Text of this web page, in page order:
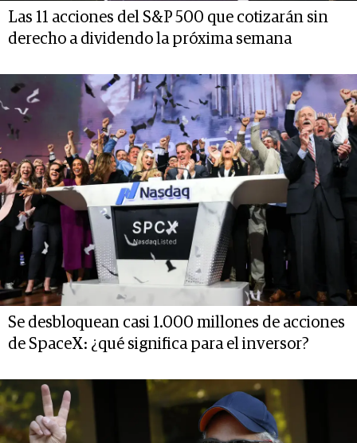
Las 11 acciones del S&P 500 que cotizarán sin
derecho a dividendo la próxima semana
Se desbloquean casi 1.000 millones de acciones
de SpaceX: ¿qué significa para el inversor?